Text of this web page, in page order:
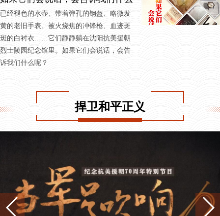
已经褪色的水壶、带着弹孔的钢盔、略微发
黄的老旧手表、被火烧焦的冲锋枪、血迹斑
斑的白衬衣……它们静静躺在沈阳抗美援朝
烈士陵园纪念馆里。如果它们会说话，会告
诉我们什么呢？
捍卫和平正义